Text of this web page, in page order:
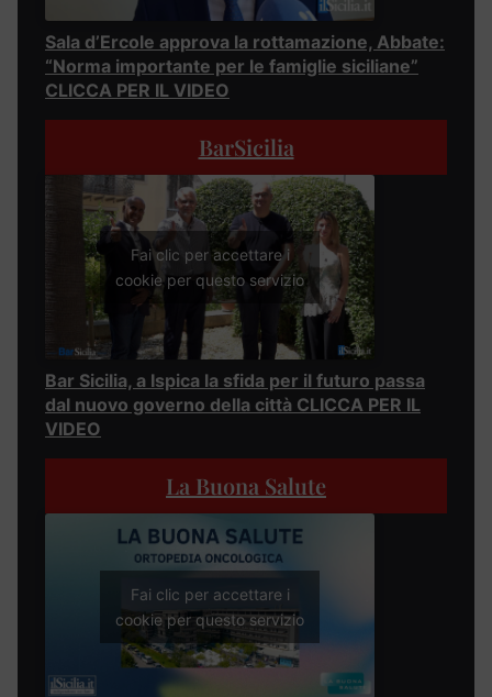
Sala d’Ercole approva la rottamazione, Abbate:
“Norma importante per le famiglie siciliane”
CLICCA PER IL VIDEO
BarSicilia
Fai clic per accettare i
cookie per questo servizio
Bar Sicilia, a Ispica la sfida per il futuro passa
dal nuovo governo della città CLICCA PER IL
VIDEO
La Buona Salute
Fai clic per accettare i
cookie per questo servizio